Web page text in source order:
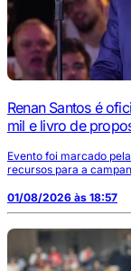
Renan Santos é
mil e livro de
Evento foi marcado
recursos para a
01/08/2026 às 18:57